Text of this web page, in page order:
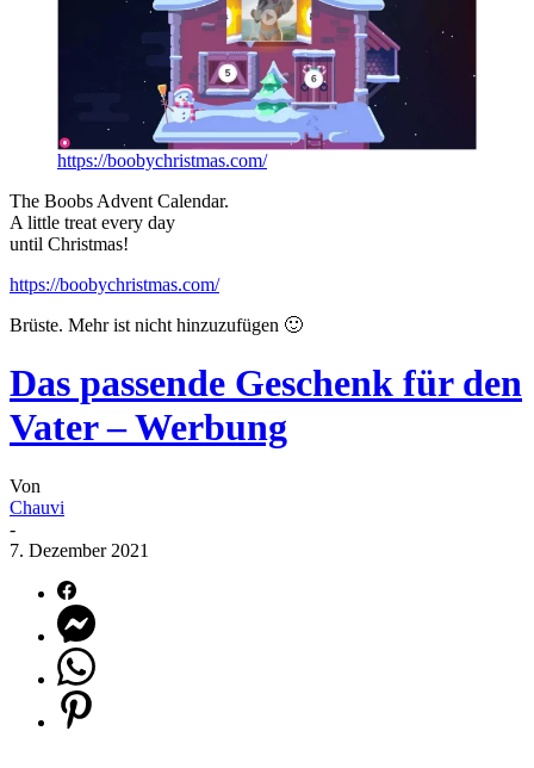
https://boobychristmas.com/
The Boobs Advent Calendar.
A little treat every day
until Christmas!
https://boobychristmas.com/
Brüste. Mehr ist nicht hinzuzufügen 🙂
Das passende Geschenk für den
Vater – Werbung
Von
Chauvi
-
7. Dezember 2021